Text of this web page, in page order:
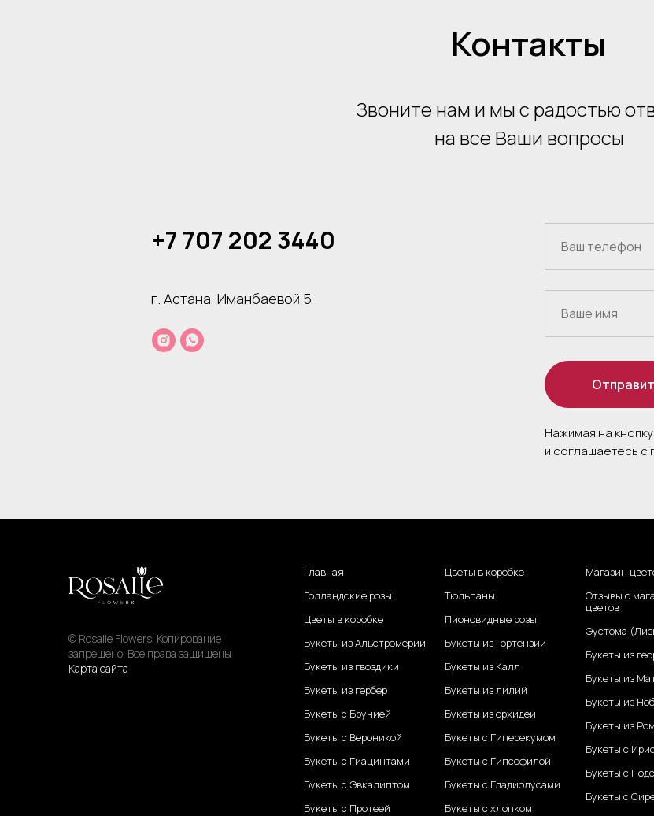
Контакты
Звоните нам и мы с радостью
на все Ваши вопросы
+7 707 202 3440
г. Астана, Иманбаевой 5
Нажимая на
и соглашаетесь c
© Rosalie Flowers. Копирование
запрещено. Все права защищены
Карта сайта
Главная
Голландские розы
Цветы в коробке
Букеты из Альстромерии
Букеты из гвоздики
Букеты из гербер
Букеты с Брунией
Букеты с Вероникой
Букеты с Гиацинтами
Букеты с Эвкалиптом
Букеты с Протеей
Цветы в коробке
Тюльпаны
Пионовидные розы
Букеты из Гортензии
Букеты из Калл
Букеты из лилий
Букеты из орхидеи
Букеты с Гиперекумом
Букеты с Гипсофилой
Букеты с Гладиолусами
Букеты с хлопком
Магазин
Отзывы о
цветов
Эустома
Букеты из
Букеты из
Букеты из
Букеты из
Букеты с
Букеты с
Букеты с